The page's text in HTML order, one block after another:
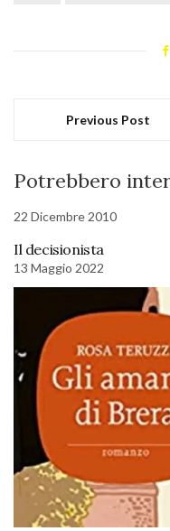
Previous Post
Potrebbero
22 Dicembre 2010
Il decisionista
13 Maggio 2022